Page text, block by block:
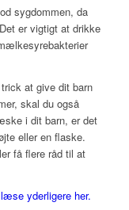
sygdommen, da
er vigtigt at drikke
at give dit barn
skal du også
i dit barn, er det
eller en flaske.
få flere råd til at
læse yderligere her.